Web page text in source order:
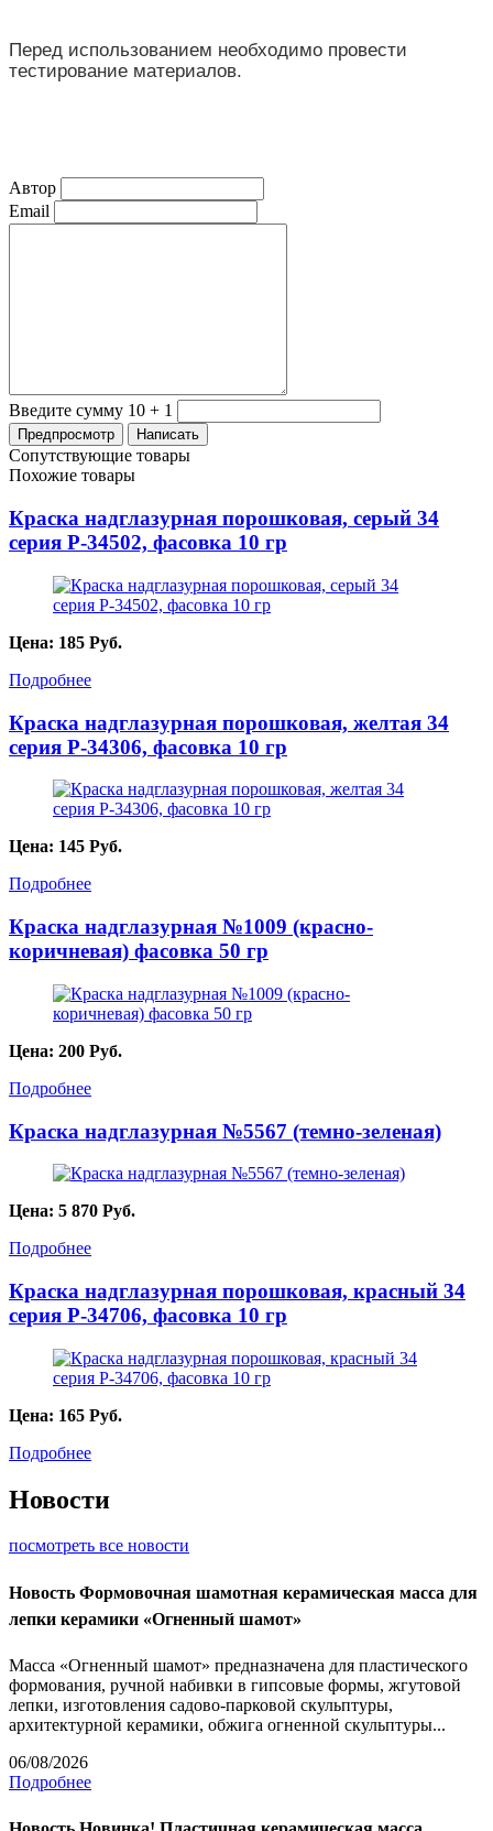
Перед использованием необходимо провести
тестирование материалов.
Автор
Email
Введите сумму 10 + 1
Сопутствующие товары
Похожие товары
Краска надглазурная порошковая, серый 34
серия P-34502, фасовка 10 гр
Цена: 185 Руб.
Подробнее
Краска надглазурная порошковая, желтая 34
серия P-34306, фасовка 10 гр
Цена: 145 Руб.
Подробнее
Краска надглазурная №1009 (красно-
коричневая) фасовка 50 гр
Цена: 200 Руб.
Подробнее
Краска надглазурная №5567 (темно-зеленая)
Цена: 5 870 Руб.
Подробнее
Краска надглазурная порошковая, красный 34
серия P-34706, фасовка 10 гр
Цена: 165 Руб.
Подробнее
Новости
посмотреть все новости
Новость Формовочная шамотная керамическая масса для
лепки керамики «Огненный шамот»
Масса «Огненный шамот» предназначена для пластического
формования, ручной набивки в гипсовые формы, жгутовой
лепки, изготовления садово-парковой скульптуры,
архитектурной керамики, обжига огненной скульптуры...
06/08/2026
Подробнее